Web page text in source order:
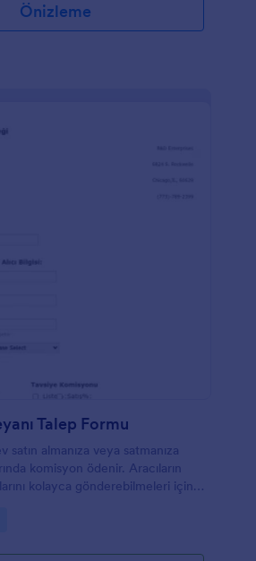
Önizleme
Talep Formu
satın almanıza veya satmanıza
komisyon ödenir. Aracıların
kolayca gönderebilmeleri için